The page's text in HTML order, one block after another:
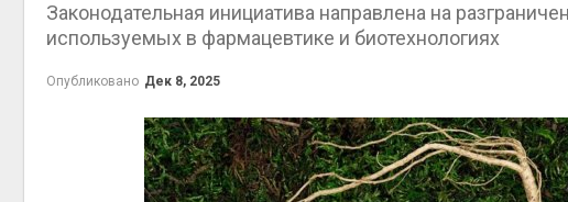
Законодательная инициатива направлена на
используемых в фармацевтике и биотехнологиях
Опубликовано Дек 8, 2025
контейнерных
Авг 7, 2026